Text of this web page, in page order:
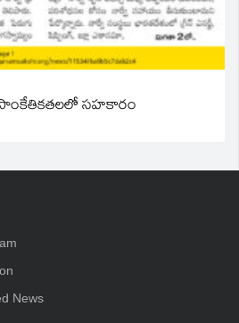
సాంకేతికతలలో సహకారం
News